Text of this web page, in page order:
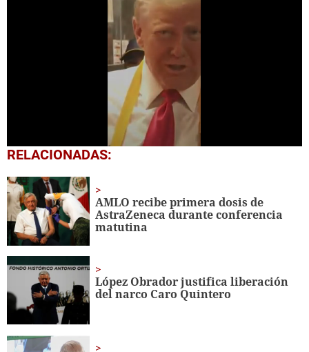
0
seconds
54
seconds
RELACIONADAS:
AMLO recibe primera dosis de
AstraZeneca durante conferencia
matutina
López Obrador justifica liberación
del narco Caro Quintero